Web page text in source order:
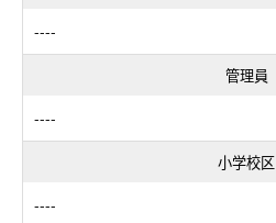
----
管理員
----
小学校区
----